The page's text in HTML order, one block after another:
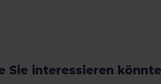
Sie interessieren